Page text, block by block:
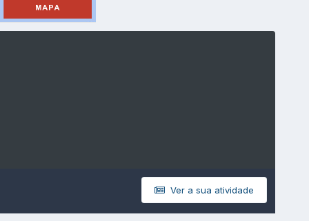
Ver a sua atividade